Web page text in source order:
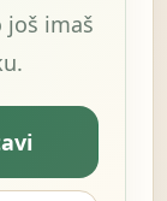
još imaš